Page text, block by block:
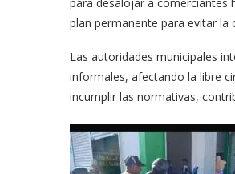
para desalojar a comerciantes
plan permanente para evitar
Las autoridades municipales
informales, afectando la libre
incumplir las normativas,